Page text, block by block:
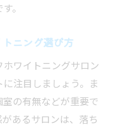
。
ニング選び方
ワイトニングサロン
注目しましょう。ま
の有無などが重要で
あるサロンは、落ち